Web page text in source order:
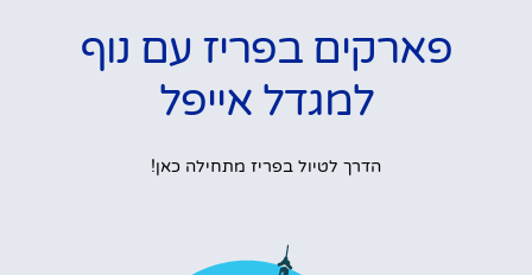
פארקים בפריז עם נוף
למגדל אייפל
הדרך לטיול בפריז מתחילה כאן!